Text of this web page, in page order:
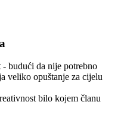
- budući da nije potrebno
veliko opuštanje za cijelu
bilo kojem članu